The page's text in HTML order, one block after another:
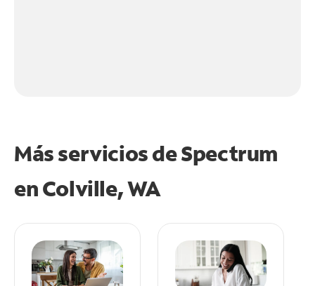
Más servicios de Spectrum
enColville, WA